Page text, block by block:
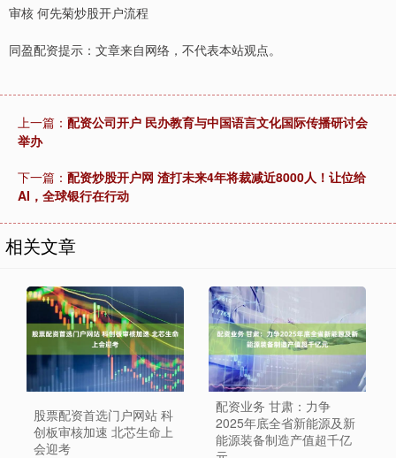
审核 何先菊炒股开户流程
同盈配资提示：文章来自网络，不代表本站观点。
上一篇： 配资公司开户 民办教育与中国语言文化国际传播研讨会
举办
下一篇： 配资炒股开户网 渣打未来4年将裁减近8000人！让位给
AI，全球银行在行动
相关文章
股票配资首选门户网站 科
创板审核加速 北芯生命上
会迎考
配资业务 甘肃：力争
2025年底全省新能源及新
能源装备制造产值超千亿